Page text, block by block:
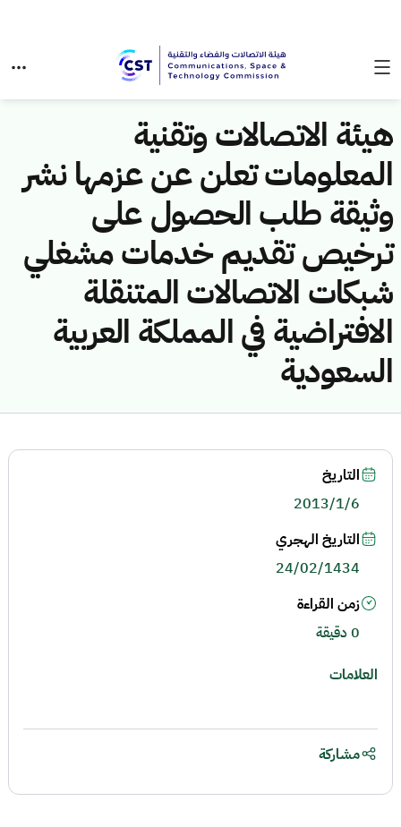
هيئة الاتصالات وتقنية
المعلومات تعلن عن عزمها نشر
وثيقة طلب الحصول على
ترخيص تقديم خدمات مشغلي
شبكات الاتصالات المتنقلة
الافتراضية في المملكة العربية
السعودية
التاريخ
2013/1/6
التاريخ الهجري
24/02/1434
زمن القراءة
0 دقيقة
العلامات
مشاركة